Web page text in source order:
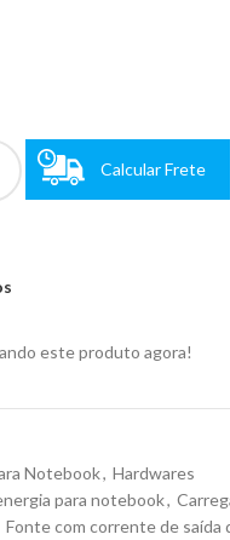
Calcular Frete
este produto agora!
Notebook, Hardwares
para notebook,
Fonte com corrente de saída